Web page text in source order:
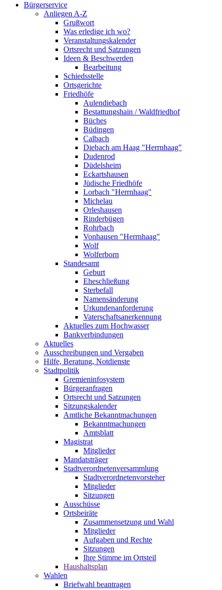
Bürgerservice
Anliegen A-Z
Grußwort
Was erledige ich wo?
Veranstaltungskalender
Ortsrecht und Satzungen
Ideen & Beschwerden
Bearbeitung
Schiedsstelle
Ortsgerichte
Friedhöfe
Aulendiebach
Bestattungshain / Waldfriedhof
Büches
Büdingen
Calbach
Diebach am Haag "Herrnhaag"
Dudenrod
Düdelsheim
Eckartshausen
Jüdische Friedhöfe
Lorbach "Herrnhaag"
Michelau
Orleshausen
Rinderbügen
Rohrbach
Vonhausen "Herrnhaag"
Wolf
Wolferborn
Standesamt
Geburt
Eheschließung
Sterbefall
Namensänderung
Urkundenanforderung
Vaterschaftsanerkennung
Aktuelles zum Hochwasser
Bankverbindungen
Aktuelles
Ausschreibungen und Vergaben
Hilfe, Beratung, Notdienste
Stadtpolitik
Gremieninfosystem
Bürgeranfragen
Ortsrecht und Satzungen
Sitzungskalender
Amtliche Bekanntmachungen
Bekanntmachungen
Amtsblatt
Magistrat
Mitglieder
Mandatsträger
Stadtverordnetenversammlung
Stadtverordnetenvorsteher
Mitglieder
Sitzungen
Ausschüsse
Ortsbeiräte
Zusammensetzung und Wahl
Mitglieder
Aufgaben und Rechte
Sitzungen
Ihre Stimme im Ortsteil
Haushaltsplan
Wahlen
Briefwahl beantragen